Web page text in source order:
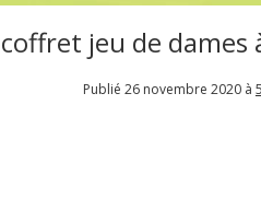
coffret jeu de dames
Publié 26 novembre 2020à